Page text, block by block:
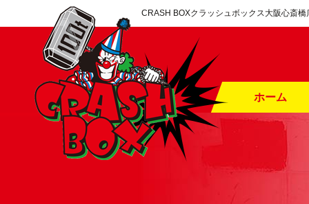
CRASH BOXクラッシュボックス大阪心斎
ホーム